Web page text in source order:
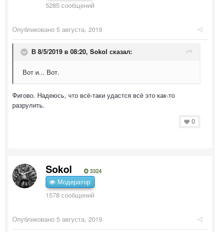
5285 сообщений
Опубликовано 5 августа, 2019
В 8/5/2019 в 08:20, Sokol сказал:
Вот и... Вот.
Фигово. Надеюсь, что всё-таки удастся всё это как-то
разрулить.
0
Sokol 3324
Модератор
1578 сообщений
Опубликовано 5 августа, 2019